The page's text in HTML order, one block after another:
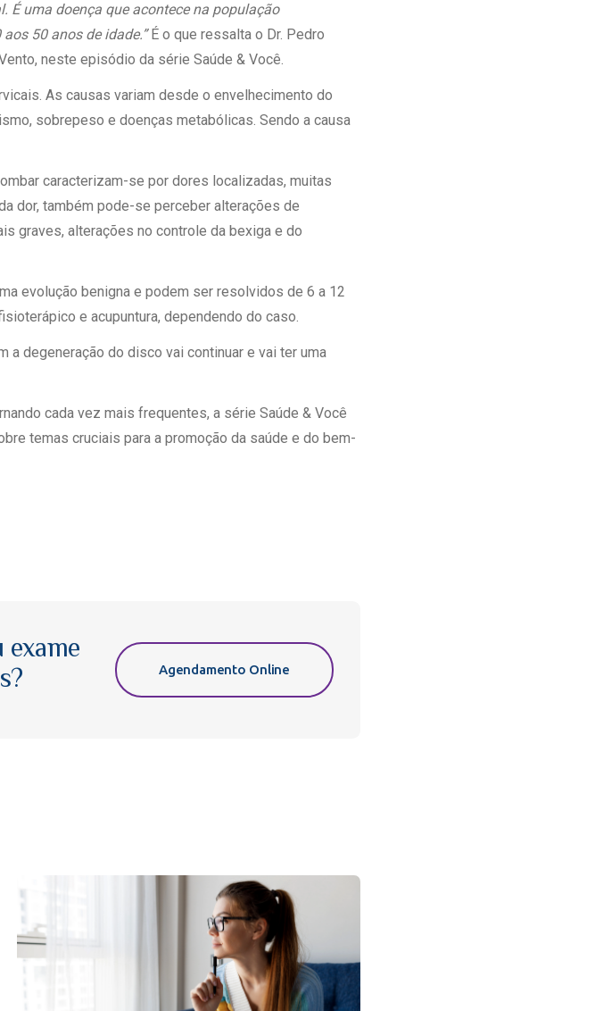
Quem Somos
Responsabilidade Ambiental
Responsabilidade Social
Serviço Social
Saúde Digital Moinhos
Empresas
Cabine Telemedicina
Gestão do Cuidado
É uma doença que acontece na população
50 anos de idade.”É o que ressalta o Dr. Pedro
neste episódio da série Saúde & Você.
As causas variam desde o envelhecimento do
sobrepeso e doenças metabólicas. Sendo a causa
caracterizam-se por dores localizadas, muitas
dor, também pode-se perceber alterações de
graves, alterações no controle da bexiga e do
evolução benigna e podem ser resolvidos de 6 a 12
e acupuntura, dependendo do caso.
a degeneração do disco vai continuar e vai ter uma
cada vez mais frequentes, a série Saúde & Você
temas cruciais para a promoção da saúde e do bem-
exame
Agendamento Online